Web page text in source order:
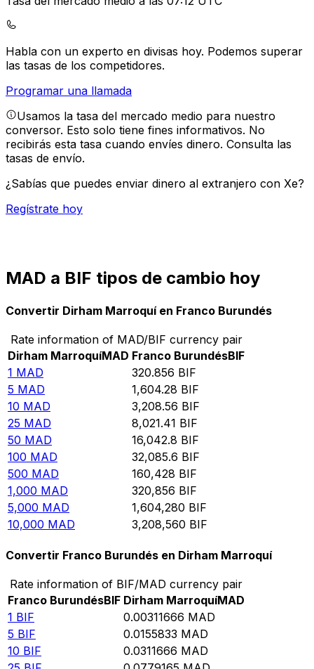
Habla con un experto en divisas hoy. Podemos superar
las tasas de los competidores.
Programar una llamada
Usamos la tasa del mercado medio para nuestro
conversor. Esto solo tiene fines informativos. No
recibirás esta tasa cuando envíes dinero. Consulta las
tasas de envío.
¿Sabías que puedes enviar dinero al extranjero con Xe?
Regístrate hoy
MAD a BIF tipos de cambio hoy
Convertir Dirham Marroquí en Franco Burundés
Rate information of MAD/BIF currency pair
Dirham MarroquíMAD Franco BurundésBIF
1 MAD 320.856 BIF
5 MAD 1,604.28 BIF
10 MAD 3,208.56 BIF
25 MAD 8,021.41 BIF
50 MAD 16,042.8 BIF
100 MAD 32,085.6 BIF
500 MAD 160,428 BIF
1,000 MAD 320,856 BIF
5,000 MAD 1,604,280 BIF
10,000 MAD 3,208,560 BIF
Convertir Franco Burundés en Dirham Marroquí
Rate information of BIF/MAD currency pair
Franco BurundésBIF Dirham MarroquíMAD
1 BIF 0.00311666 MAD
5 BIF 0.0155833 MAD
10 BIF 0.0311666 MAD